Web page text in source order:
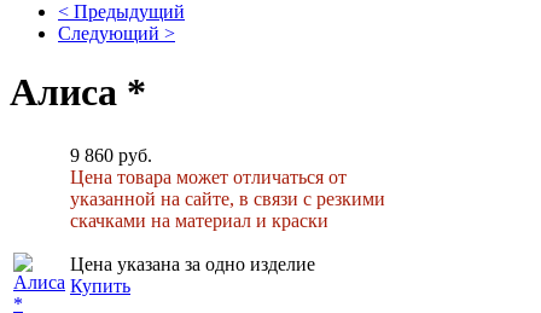
< Предыдущий
Следующий >
Алиса *
9 860 руб.
Цена товара может отличаться от
указанной на сайте, в связи с резкими
скачками на материал и краски
Цена указана за одно изделие
Купить